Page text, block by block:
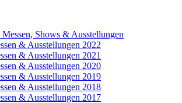
Shows & Ausstellungen
& Ausstellungen 2022
& Ausstellungen 2021
& Ausstellungen 2020
& Ausstellungen 2019
& Ausstellungen 2018
& Ausstellungen 2017